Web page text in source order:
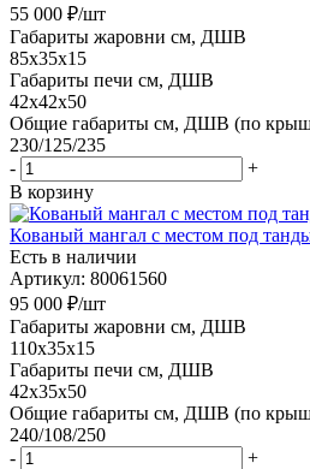
55 000 ₽/шт
Габариты жаровни см, ДШВ
85x35x15
Габариты печи см, ДШВ
42x42x50
Общие габариты см, ДШВ (по
230/125/235
-
+
В корзину
Кованый мангал с местом под
Есть в наличии
Артикул: 80061560
95 000 ₽/шт
Габариты жаровни см, ДШВ
110x35x15
Габариты печи см, ДШВ
42x35x50
Общие габариты см, ДШВ (по
240/108/250
-
+